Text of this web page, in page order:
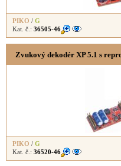
PIKO / G
Kat. č.: 36505-46
Zvukový dekodér XP 5.1 s
PIKO / G
Kat. č.: 36520-46